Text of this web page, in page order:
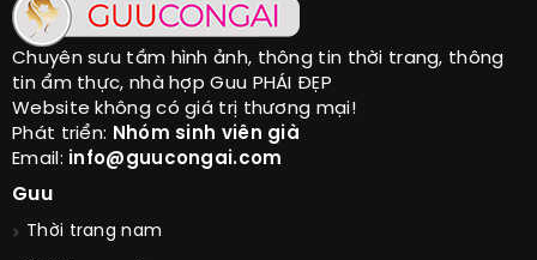
Chuyên sưu tầm hình ảnh, thông tin thời trang, thông
tin ẩm thực, nhà hợp Guu PHÁI ĐẸP
Website không có giá trị thương mại!
Phát triển: Nhóm sinh viên già
Email: info@guucongai.com
Guu
Thời trang nam